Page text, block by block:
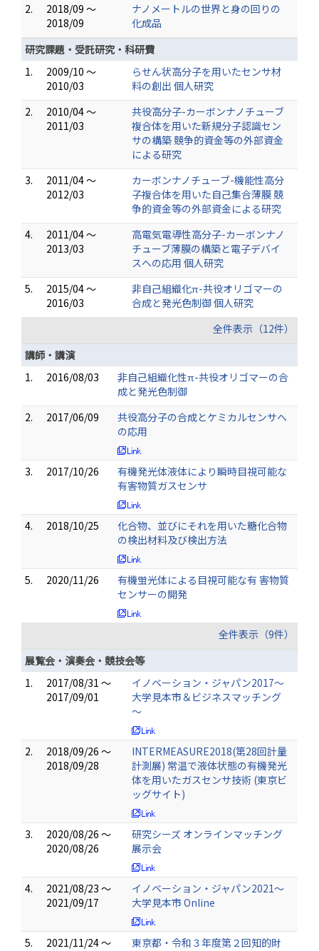
2.
2018/09 ～
2018/09
ナノメートルの世界と身の回りの
化成品
研究課題・受託研究・科研費
1.
2009/10 ～
2010/03
らせん状高分子を用いたセンサ材
料の創出 個人研究
2.
2010/04 ～
2011/03
共役高分子-カーボンナノチューブ
複合体を用いた新規分子認識セン
サの構築 競争的資金等の外部資金
による研究
3.
2011/04 ～
2012/03
カーボンナノチューブ-機能性高分
子複合体を用いた自己集合薄膜 競
争的資金等の外部資金による研究
4.
2011/04 ～
2013/03
高電気電導性高分子-カーボンナノ
チューブ薄膜の構築と電子デバイ
スへの応用 個人研究
5.
2015/04 ～
2016/03
非自己組織化π-共役オリゴマーの
合成と発光色制御 個人研究
全件表示（12件）
講師・講演
1.
2016/08/03
非自己組織化性π-共役オリゴマーの合
成と発光色制御
2.
2017/06/09
共役高分子の合成とケミカルセンサへ
の応用
3. 2017/10/26
有機発光体液体により瞬時目視可能な
有害物質ガスセンサ
4. 2018/10/25
化合物、並びにそれを用いた糖化合物
の検出材料及び検出方法
5. 2020/11/26
有機蛍光体による目視可能な有 害物質
センサーの開発
全件表示（9件）
展覧会・演奏会・競技会等
1.
2017/08/31 ～
2017/09/01
イノベーション・ジャパン2017～
大学見本市＆ビジネスマッチング
～
2.
2018/09/26 ～
2018/09/28
INTERMEASURE2018(第28回計量
計測展) 常温で液体状態の有機発光
体を用いたガスセンサ技術 (東京ビ
ッグサイト)
3.
2020/08/26 ～
2020/08/26
研究シーズ オンラインマッチング
展示会
4.
2021/08/23 ～
2021/09/17
イノベーション・ジャパン2021～
大学見本市 Online
5.
2021/11/24 ～
東京都・令和３年度第２回知的財